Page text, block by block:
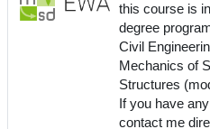
this course is
degree
Civil
Mechanics of
Structures
If you have
contact me